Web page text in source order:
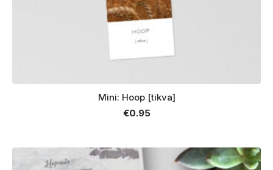
Mini: Hoop [tikva]
€0.95